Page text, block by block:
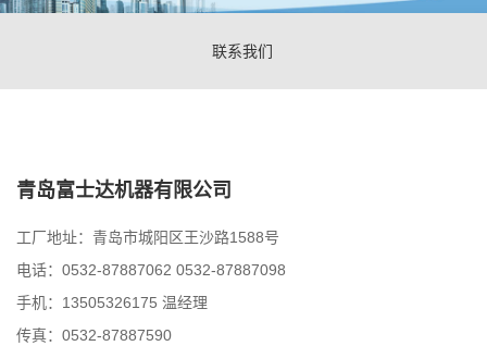
联系我们
青岛富士达机器有限公司
工厂地址：青岛市城阳区王沙路1588号
电话： 0532-87887062 0532-87887098
手机： 13505326175 温经理
传真：0532-87887590